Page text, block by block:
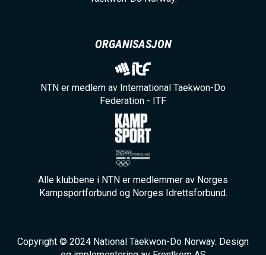
ORGANISASJON
NTN er medlem av International Taekwon-Do
Federation - ITF
Alle klubbene i NTN er medlemmer av Norges
Kampsportforbund og Norges Idrettsforbund.
Copyright © 2024 National Taekwon-Do Norway. Design